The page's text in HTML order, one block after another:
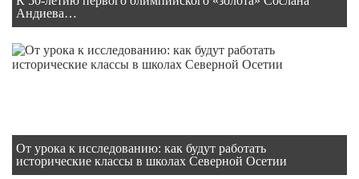
Андиева…
От урока к исследованию: как будут работать
исторические классы в школах Северной Осетии